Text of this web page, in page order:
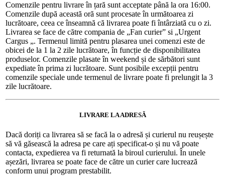
Comenzile pentru livrare în țară sunt acceptate până la ora 16:00.
Comenzile după această oră sunt procesate în următoarea zi
lucrătoare, ceea ce înseamnă că livrarea poate fi întârziată cu o zi.
Livrarea se face de către compania de „Fan curier” si „Urgent
Cargus „. Termenul limită pentru plasarea unei comenzi este de
obicei de la 1 la 2 zile lucrătoare, în funcție de disponibilitatea
produselor. Comenzile plasate în weekend și de sărbători sunt
expediate în prima zi lucrătoare. Sunt posibile excepții pentru
comenzile speciale unde termenul de livrare poate fi prelungit la 3
zile lucrătoare.
LIVRARE LA ADRESĂ
Dacă doriți ca livrarea să se facă la o adresă și curierul nu reușește
să vă găsească la adresa pe care ați specificat-o și nu vă poate
contacta, expedierea va fi returnată la biroul curierului. În unele
așezări, livrarea se poate face de către un curier care lucrează
conform unui program prestabilit.